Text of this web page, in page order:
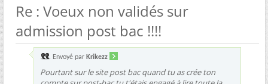
Re : Voeux non validés sur
admission post bac !!!!
Envoyé par Krikezz
Pourtant sur le site post bac quand tu as crée ton